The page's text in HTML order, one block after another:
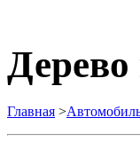
Дерево
Главная >